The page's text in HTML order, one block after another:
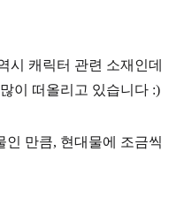
시 캐릭터 관련 소재인데
이 떠올리고 있습니다 :)
만큼, 현대물에 조금씩